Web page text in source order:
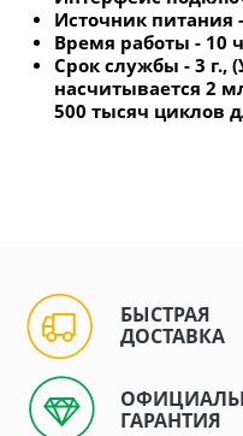
Источник питания
Время работы - 10 ч
Срок службы - 3 г.,
насчитывается 2
500 тысяч циклов
БЫСТРАЯ
ДОСТАВКА
ГАРАНТИЯ